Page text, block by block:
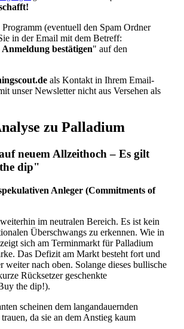
(eventuell den Spam Ordner
in der Email mit dem Betreff:
bestätigen" auf den
als Kontakt in Ihrem Email-
unser Newsletter nicht aus Versehen als
zu Palladium
neuem Allzeithoch – Es gilt
dip"
Anleger (Commitments of
im neutralen Bereich. Es ist kein
Überschwangs zu erkennen. Wie in
sich am Terminmarkt für Palladium
Das Defizit am Markt besteht fort und
weiter nach oben. Solange dieses bullische
Rücksetzer geschenkte
the dip!).